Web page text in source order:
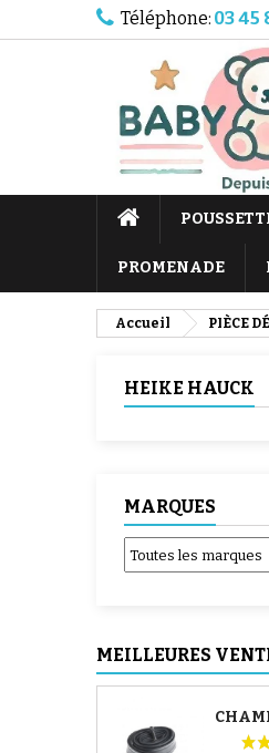
Téléphone: 03 45
PROMENADE
Accueil PIÈCE
HEIKE HAUCK
MARQUES
MEILLEURES